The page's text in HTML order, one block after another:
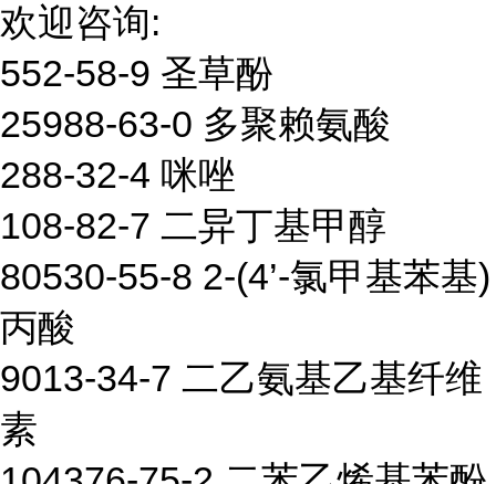
欢迎咨询:
552-58-9 圣草酚
25988-63-0 多聚赖氨酸
288-32-4 咪唑
108-82-7 二异丁基甲醇
80530-55-8 2-(4’-氯甲基苯基)
丙酸
9013-34-7 二乙氨基乙基纤维
素